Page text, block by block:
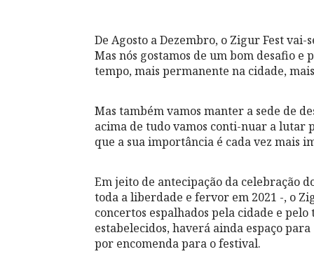
De Agosto a Dezembro, o Zigur Fest
Mas nós gostamos de um bom desafio
tempo, mais permanente na cidade,
Mas também vamos manter a sede de
acima de tudo vamos conti-nuar a
que a sua importância é cada vez mais
Em jeito de antecipação da celebração
toda a liberdade e fervor em 2021 -, o
concertos espalhados pela cidade e
estabelecidos, haverá ainda espaço
por encomenda para o festival.